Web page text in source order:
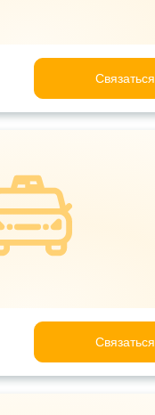
Связаться
Связаться